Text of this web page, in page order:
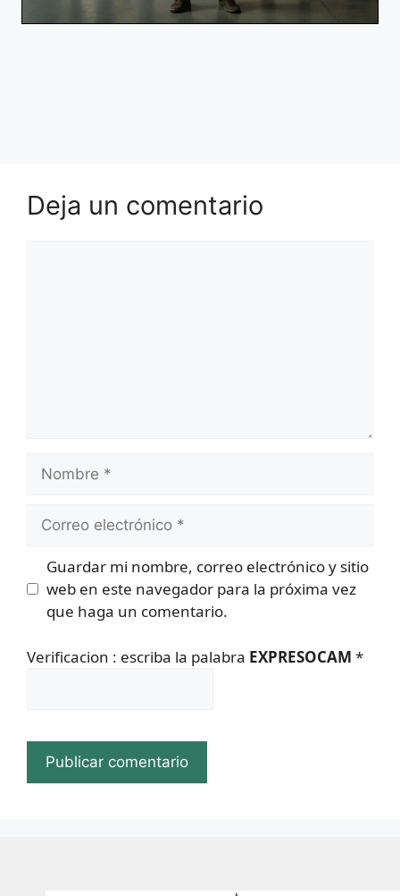
Deja un comentario
Nombre
Correo
Guardar mi nombre, correo electrónico y sitio
web en este navegador para la próxima vez
que haga un comentario.
Verificacion : escriba la palabra EXPRESOCAM *